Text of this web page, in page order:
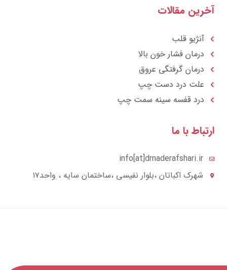
مقالات
آنژیو قلب
درمان فشار خون بالا
درمان گرفتگی عروق
علت درد دست چپ
درد قفسه سينه سمت چپ
با ما
info[at]drnaderafshari.ir
شهرک اکباتان ،بلوار نفیسی ،ساختمان سایه ، واحد۱۷